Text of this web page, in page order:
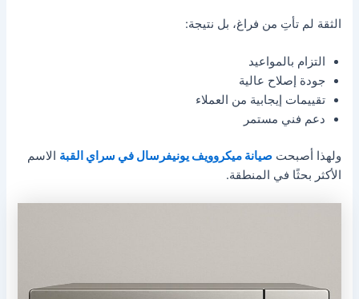
الثقة لم تأتِ من فراغ، بل نتيجة:
التزام بالمواعيد
جودة إصلاح عالية
تقييمات إيجابية من العملاء
دعم فني مستمر
ولهذا أصبحتصيانة ميكروويف يونيفرسال في سراي القبة الاسم
الأكثر بحثًا في المنطقة.